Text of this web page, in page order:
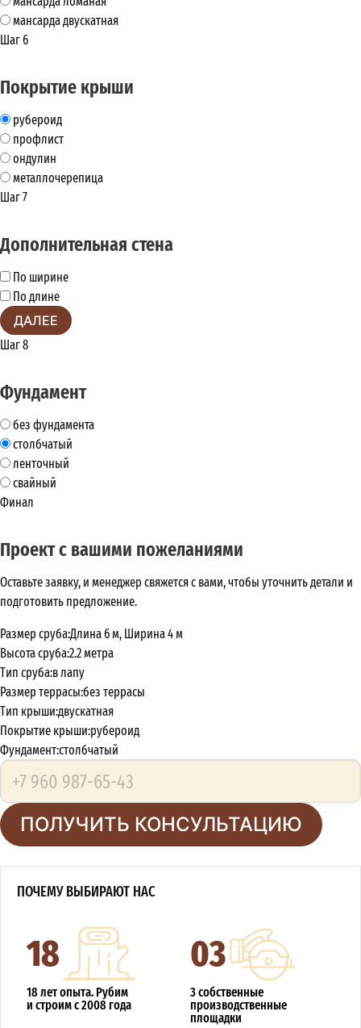
мансарда двускатная
Шаг 6
Покрытие крыши
рубероид
профлист
ондулин
металлочерепица
Шаг 7
Дополнительная стена
По ширине
По длине
ДАЛЕЕ
Шаг 8
Фундамент
без фундамента
столбчатый
ленточный
свайный
Финал
Проект с вашими пожеланиями
Оставьте заявку, и менеджер свяжется с вами, чтобы уточнить детали и
подготовить предложение.
Размер сруба:Длина 6 м, Ширина 4 м
Высота сруба:2.2 метра
Тип сруба:в лапу
Размер террасы:без террасы
Тип крыши:двускатная
Покрытие крыши:рубероид
Фундамент:столбчатый
ПОЛУЧИТЬ КОНСУЛЬТАЦИЮ
ПОЧЕМУ ВЫБИРАЮТ НАС
18
18 лет опыта. Рубим
и строим с 2008 года
03
3 собственные
производственные
площадки